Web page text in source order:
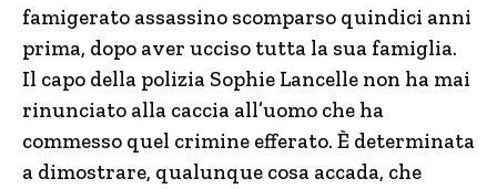
famigerato assassino scomparso quindici anni
prima, dopo aver ucciso tutta la sua famiglia.
Il capo della polizia Sophie Lancelle non ha mai
rinunciato alla caccia all’uomo che ha
commesso quel crimine efferato. È determinata
a dimostrare, qualunque cosa accada, che